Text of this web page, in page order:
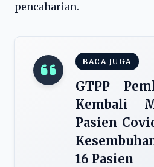
pencaharian.
BACA JUGA
GTPP
Kembali
Pasien
16 Pasien